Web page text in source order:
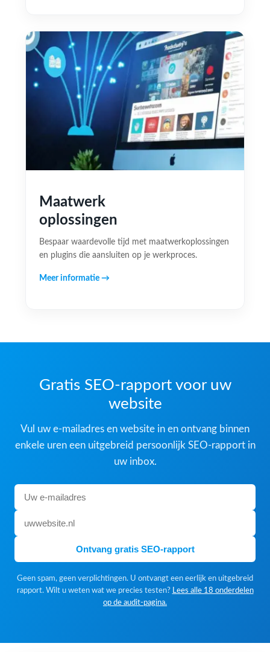
Maatwerk
oplossingen
Bespaar waardevolle tijd met maatwerkoplossingen
en plugins die aansluiten op je werkproces.
Meer informatie →
Gratis SEO-rapport voor uw
website
Vul uw e-mailadres en website in en ontvang binnen
enkele uren een uitgebreid persoonlijk SEO-rapport in
uw inbox.
Ontvang gratis SEO-rapport
Geen spam, geen verplichtingen. U ontvangt een eerlijk en uitgebreid
rapport. Wilt u weten wat we precies testen? Lees alle 18 onderdelen
op de audit-pagina.